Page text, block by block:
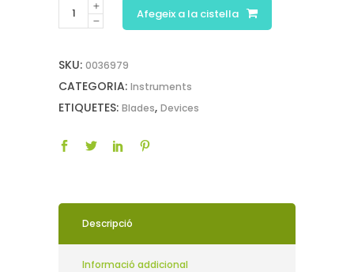
Afegeix a la cistella
SKU: 0036979
CATEGORIA: Instruments
ETIQUETES: Blades, Devices
Descripció
Informació addicional